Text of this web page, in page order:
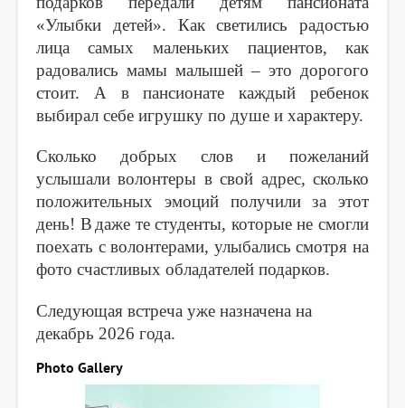
«Улыбки детей». Как светились радостью
лица самых маленьких пациентов, как
радовались мамы малышей – это дорогого
стоит. А в пансионате каждый ребенок
выбирал себе игрушку по душе и характеру.
Сколько добрых слов и пожеланий
услышали волонтеры в свой адрес, сколько
положительных эмоций получили за этот
день! Bдаже те студенты, которые не смогли
поехать с волонтерами, улыбались смотря на
фото счастливых обладателей подарков.
Следующая встреча уже назначена на
декабрь 2026 года.
Photo Gallery